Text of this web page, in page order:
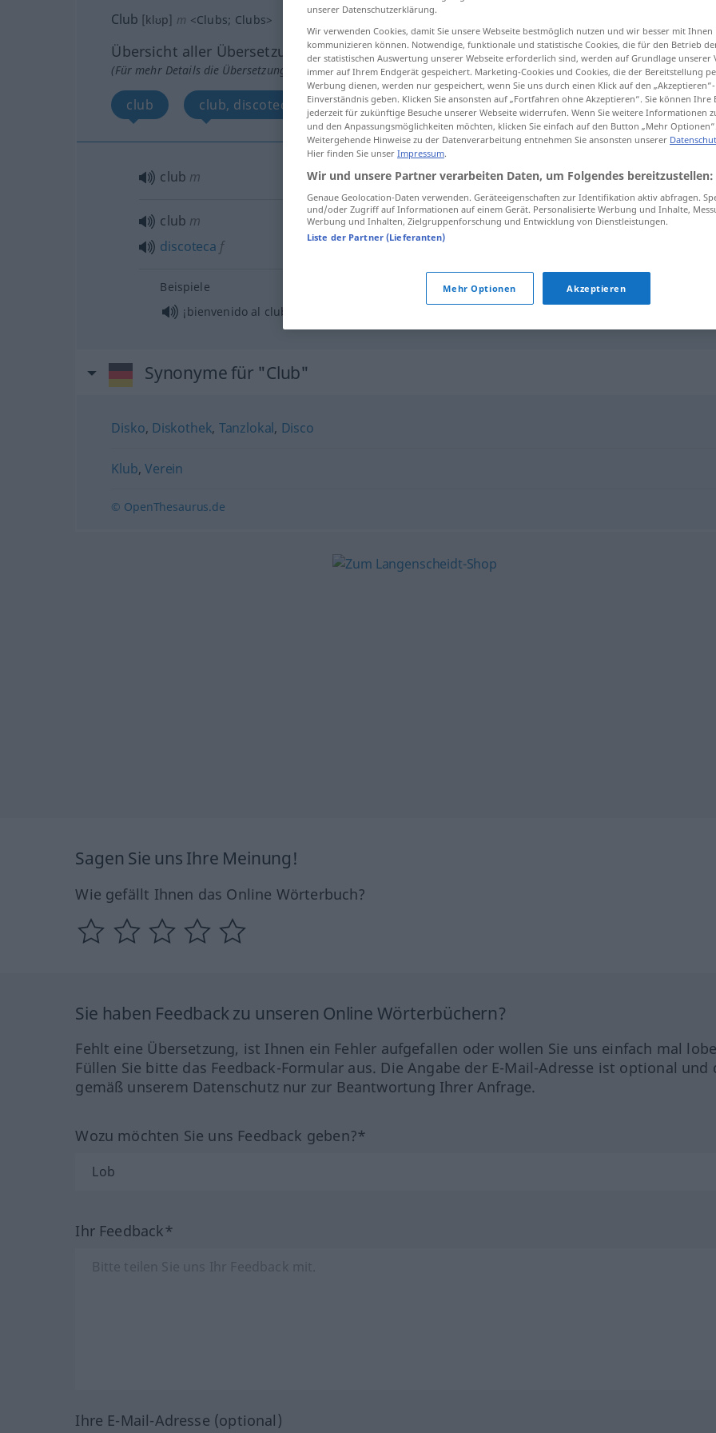
Club [klʊp] m <Clubs; Clubs>
Übersicht aller Übersetzungen
(Für mehr Details die Übersetzung anklicken/antippen)
club club, discoteca Weitere Beispiele...
club m Club
club m
discoteca f
Club (≈ Diskothek)
Beispiele
¡bienvenido al club!
Synonyme für "Club"
Disko, Diskothek, Tanzlokal, Disco
Klub,Verein
© OpenThesaurus.de
Sagen Sie uns Ihre Meinung!
Wie gefällt Ihnen das Online Wörterbuch?
Sie haben Feedback zu unseren Online Wörterbüchern?
Fehlt eine Übersetzung, ist Ihnen ein Fehler aufgefallen oder wollen Sie uns einfach mal
Füllen Sie bitte das Feedback-Formular aus. Die Angabe der E-Mail-Adresse ist optional und
gemäß unserem Datenschutz nur zur Beantwortung Ihrer Anfrage.
Wozu möchten Sie uns Feedback geben?*
Ihr Feedback*
Ihre E-Mail-Adresse (optional)
unserer Datenschutzerklärung.
Wir verwenden Cookies, damit Sie unsere Webseite bestmöglich nutzen und wir besser mit Ihnen
kommunizieren können. Notwendige, funktionale und statistische Cookies, die für den Betrieb
der statistischen Auswertung unserer Webseite erforderlich sind, werden auf Grundlage unserer
immer auf Ihrem Endgerät gespeichert. Marketing-Cookies und Cookies, die der Bereitstellung
Werbung dienen, werden nur gespeichert, wenn Sie uns durch einen Klick auf den
Einverständnis geben. Klicken Sie ansonsten auf „Fortfahren ohne Akzeptieren“. Sie können Ihre
jederzeit für zukünftige Besuche unserer Webseite widerrufen. Wenn Sie weitere Informationen
und den Anpassungsmöglichkeiten möchten, klicken Sie einfach auf den Button „Mehr Optionen“.
Weitergehende Hinweise zu der Datenverarbeitung entnehmen Sie ansonsten unserer
Hier finden Sie unser Impressum.
Wir und unsere Partner verarbeiten Daten, um Folgendes bereitzustellen:
Genaue Geolocation-Daten verwenden. Geräteeigenschaften zur Identifikation aktiv abfragen.
und/oder Zugriff auf Informationen auf einem Gerät. Personalisierte Werbung und Inhalte,
Werbung und Inhalten, Zielgruppenforschung und Entwicklung von Dienstleistungen.
Liste der Partner (Lieferanten)
Mehr Optionen Akzeptieren